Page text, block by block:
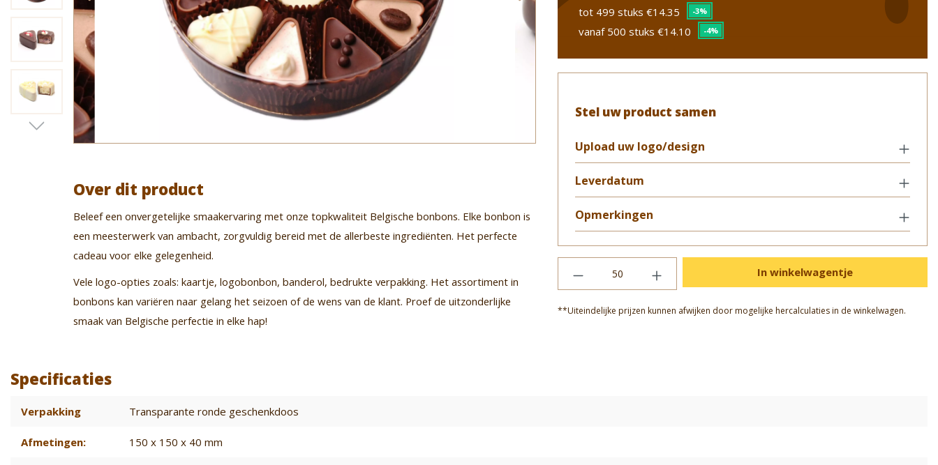
Over dit product
Beleef een onvergetelijke smaakervaring met onze topkwaliteit Belgische bonbons. Elke bonbon is
een meesterwerk van ambacht, zorgvuldig bereid met de allerbeste ingrediënten. Het perfecte
cadeau voor elke gelegenheid.
Vele logo-opties zoals: kaartje, logobonbon, banderol, bedrukte verpakking. Het assortiment in
bonbons kan variëren naar gelang het seizoen of de wens van de klant. Proef de uitzonderlijke
smaak van Belgische perfectie in elke hap!
tot 499 stuks €14.35 -3%
vanaf 500 stuks €14.10 -4%
Stel uw product samen
Upload uw logo/design
Leverdatum
Opmerkingen
In winkelwagentje
**Uiteindelijke prijzen kunnen afwijken door mogelijke hercalculaties in de winkelwagen.
Specificaties
Verpakking Transparante ronde geschenkdoos
Afmetingen: 150 x 150 x 40 mm